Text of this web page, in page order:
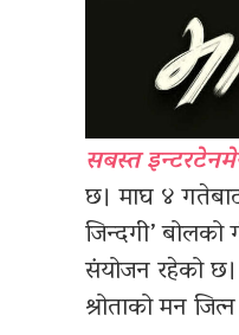
सबस्त
छ। माघ ४
जिन्दगी’
संयोजन रहेको छ।
श्रोताको मन